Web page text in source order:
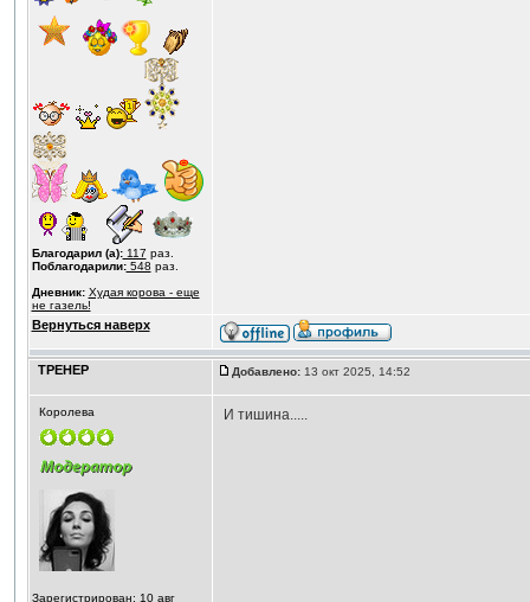
Благодарил (а):117 раз.
Поблагодарили:548 раз.
Дневник: Худая корова - еще
не газель!
Вернуться наверх
ТРЕНЕР Добавлено:13 окт 2025, 14:52
Королева
Зарегистрирован: 10 авг
И тишина.....